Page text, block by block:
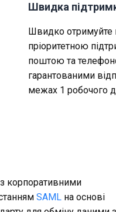
Швидка
Швидко отримуйте
пріоритетною
поштою та
гарантованими
межах 1 робочого
корпоративними
SAML на основі